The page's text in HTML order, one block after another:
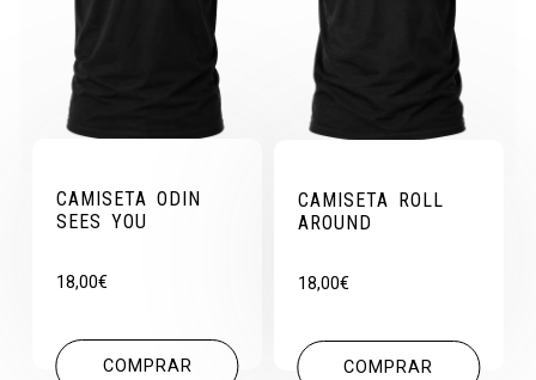
CAMISETA ODIN
SEES YOU
18,00€
COMPRAR
CAMISETA ROLL
AROUND
18,00€
COMPRAR